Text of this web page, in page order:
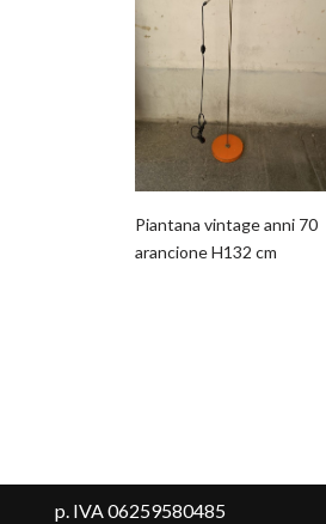
Piantana vintage anni 70
arancione H132 cm
p. IVA 06259580485